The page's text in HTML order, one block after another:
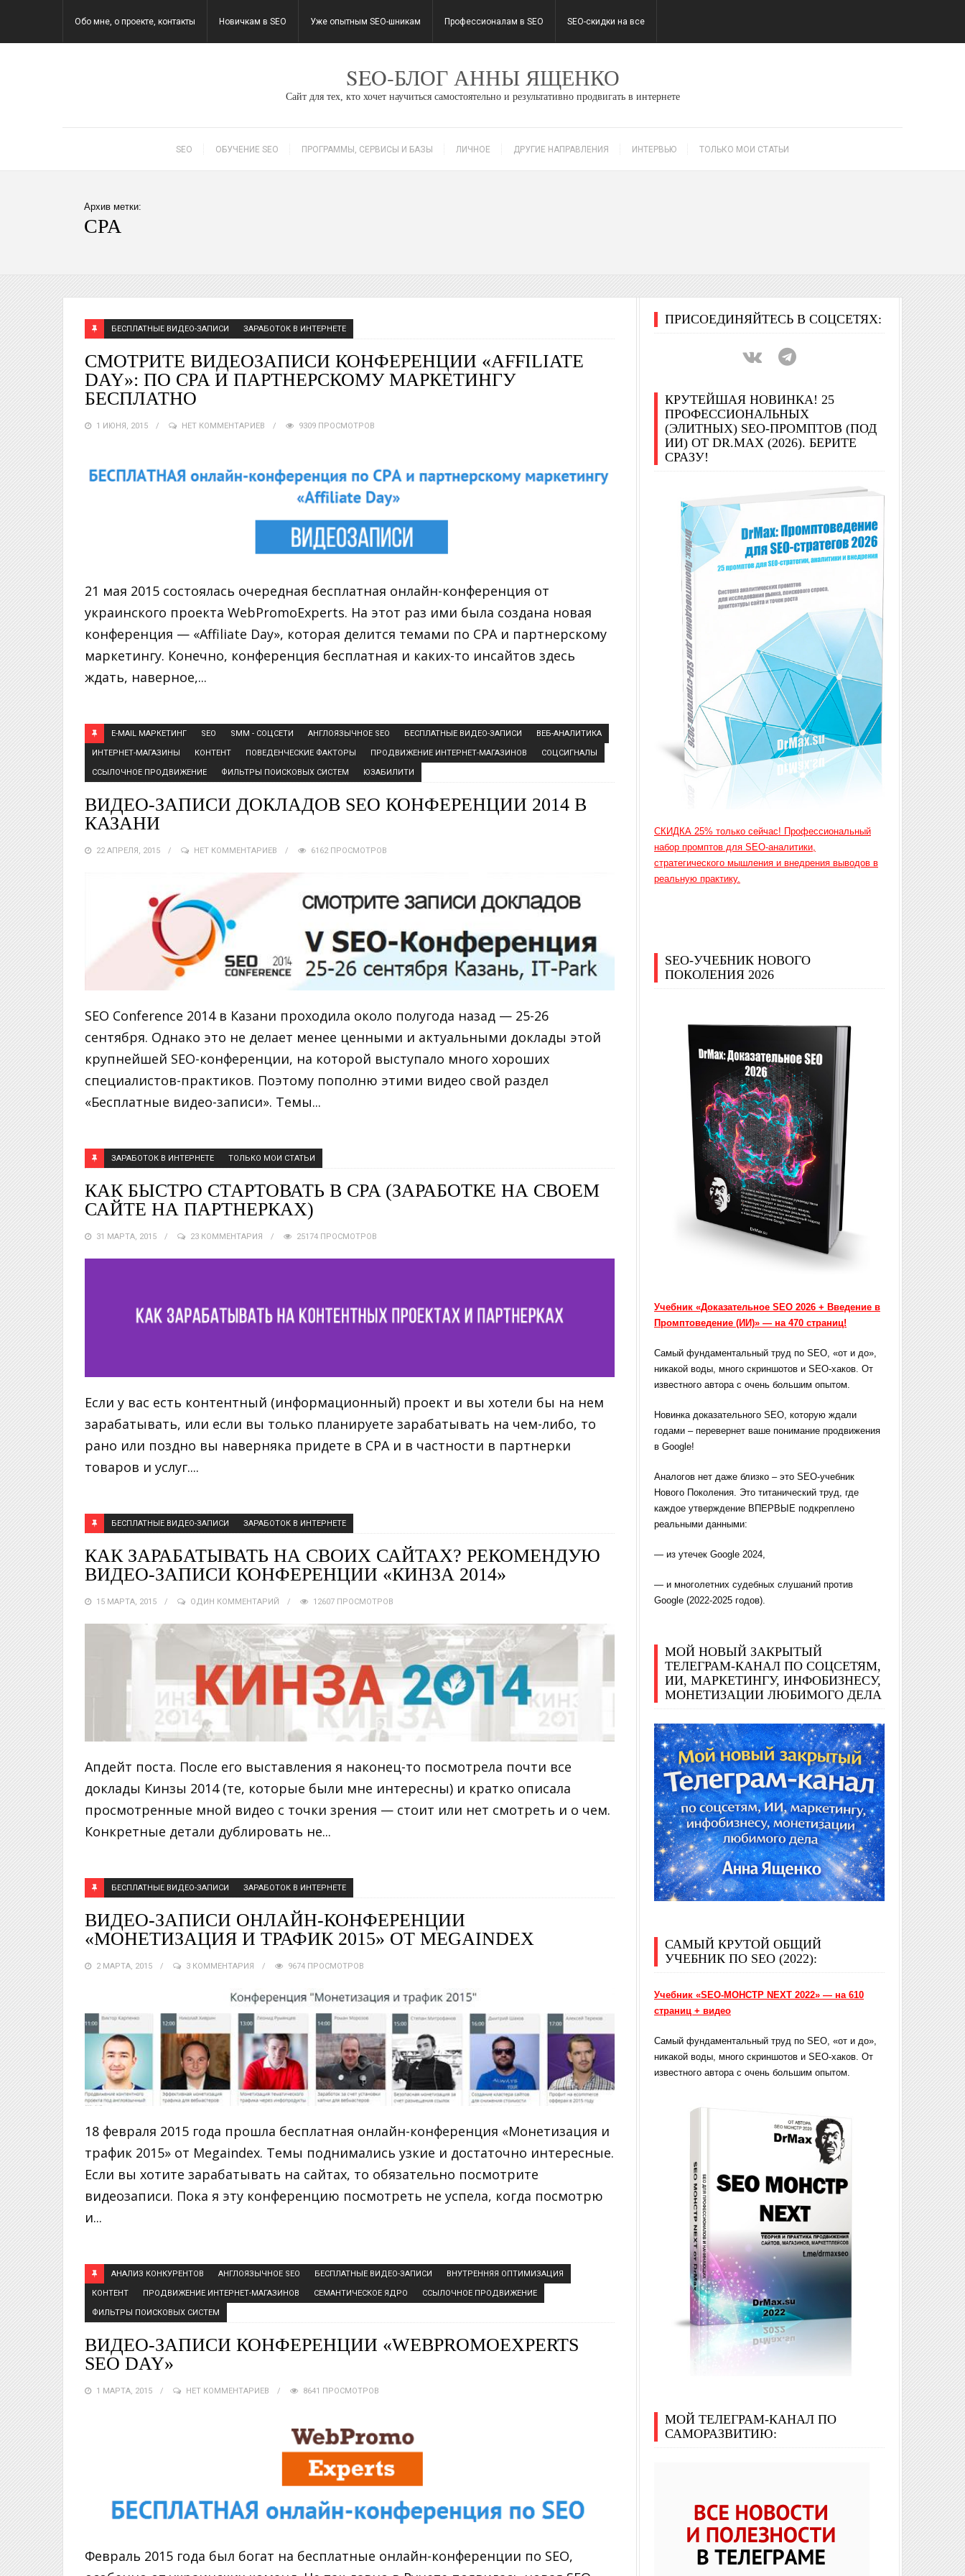
Обо мне, о проекте, контакты Новичкам в SEO Уже опытным SEO-шникам Профессионалам в SEO SEO-скидки на все
SEO-БЛОГ АННЫ ЯЩЕНКО
Сайт для тех, кто хочет научиться самостоятельно и результативно продвигать в интернете
SEO ОБУЧЕНИЕ SEO ПРОГРАММЫ, СЕРВИСЫ И БАЗЫ ЛИЧНОЕ ДРУГИЕ НАПРАВЛЕНИЯ ИНТЕРВЬЮ ТОЛЬКО МОИ СТАТЬИ
Архив метки:
CPA
БЕСПЛАТНЫЕ ВИДЕО-ЗАПИСИ ЗАРАБОТОК В ИНТЕРНЕТЕ
СМОТРИТЕ ВИДЕОЗАПИСИ КОНФЕРЕНЦИИ «AFFILIATE
DAY»: ПО CPA И ПАРТНЕРСКОМУ МАРКЕТИНГУ
БЕСПЛАТНО
1 ИЮНЯ, 2015 НЕТ КОММЕНТАРИЕВ 9309 ПРОСМОТРОВ
21 мая 2015 состоялась очередная бесплатная онлайн-конференция от
украинского проекта WebPromoExperts. На этот раз ими была создана новая
конференция — «Affiliate Day», которая делится темами по CPA и партнерскому
маркетингу. Конечно, конференция бесплатная и каких-то инсайтов здесь
ждать, наверное,...
E-MAIL МАРКЕТИНГ SEO SMM - СОЦСЕТИ АНГЛОЯЗЫЧНОЕ SEO БЕСПЛАТНЫЕ ВИДЕО-ЗАПИСИ ВЕБ-АНАЛИТИКА
ИНТЕРНЕТ-МАГАЗИНЫ КОНТЕНТ ПОВЕДЕНЧЕСКИЕ ФАКТОРЫ ПРОДВИЖЕНИЕ ИНТЕРНЕТ-МАГАЗИНОВ СОЦСИГНАЛЫ
ССЫЛОЧНОЕ ПРОДВИЖЕНИЕ ФИЛЬТРЫ ПОИСКОВЫХ СИСТЕМ ЮЗАБИЛИТИ
ВИДЕО-ЗАПИСИ ДОКЛАДОВ SEO КОНФЕРЕНЦИИ 2014 В
КАЗАНИ
22 АПРЕЛЯ, 2015 НЕТ КОММЕНТАРИЕВ 6162 ПРОСМОТРОВ
SEO Conference 2014 в Казани проходила около полугода назад — 25-26
сентября. Однако это не делает менее ценными и актуальными доклады этой
крупнейшей SEO-конференции, на которой выступало много хороших
специалистов-практиков. Поэтому пополню этими видео свой раздел
«Бесплатные видео-записи». Темы...
ЗАРАБОТОК В ИНТЕРНЕТЕ ТОЛЬКО МОИ СТАТЬИ
КАК БЫСТРО СТАРТОВАТЬ В CPA (ЗАРАБОТКЕ НА СВОЕМ
САЙТЕ НА ПАРТНЕРКАХ)
31 МАРТА, 2015 23 КОММЕНТАРИЯ 25174 ПРОСМОТРОВ
Если у вас есть контентный (информационный) проект и вы хотели бы на нем
зарабатывать, или если вы только планируете зарабатывать на чем-либо, то
рано или поздно вы наверняка придете в CPA и в частности в партнерки
товаров и услуг....
БЕСПЛАТНЫЕ ВИДЕО-ЗАПИСИ ЗАРАБОТОК В ИНТЕРНЕТЕ
КАК ЗАРАБАТЫВАТЬ НА СВОИХ САЙТАХ? РЕКОМЕНДУЮ
ВИДЕО-ЗАПИСИ КОНФЕРЕНЦИИ «КИНЗА 2014»
15 МАРТА, 2015 ОДИН КОММЕНТАРИЙ 12607 ПРОСМОТРОВ
Апдейт поста. После его выставления я наконец-то посмотрела почти все
доклады Кинзы 2014 (те, которые были мне интересны) и кратко описала
просмотренные мной видео с точки зрения — стоит или нет смотреть и о чем.
Конкретные детали дублировать не...
БЕСПЛАТНЫЕ ВИДЕО-ЗАПИСИ ЗАРАБОТОК В ИНТЕРНЕТЕ
ВИДЕО-ЗАПИСИ ОНЛАЙН-КОНФЕРЕНЦИИ
«МОНЕТИЗАЦИЯ И ТРАФИК 2015» ОТ MEGAINDEX
2 МАРТА, 2015 3 КОММЕНТАРИЯ 9674 ПРОСМОТРОВ
18 февраля 2015 года прошла бесплатная онлайн-конференция «Монетизация и
трафик 2015» от Megaindex. Темы поднимались узкие и достаточно интересные.
Если вы хотите зарабатывать на сайтах, то обязательно посмотрите
видеозаписи. Пока я эту конференцию посмотреть не успела, когда посмотрю
и...
АНАЛИЗ КОНКУРЕНТОВ АНГЛОЯЗЫЧНОЕ SEO БЕСПЛАТНЫЕ ВИДЕО-ЗАПИСИ ВНУТРЕННЯЯ ОПТИМИЗАЦИЯ
КОНТЕНТ ПРОДВИЖЕНИЕ ИНТЕРНЕТ-МАГАЗИНОВ СЕМАНТИЧЕСКОЕ ЯДРО ССЫЛОЧНОЕ ПРОДВИЖЕНИЕ
ФИЛЬТРЫ ПОИСКОВЫХ СИСТЕМ
ВИДЕО-ЗАПИСИ КОНФЕРЕНЦИИ «WEBPROMOEXPERTS
SEO DAY»
1 МАРТА, 2015 НЕТ КОММЕНТАРИЕВ 8641 ПРОСМОТРОВ
Февраль 2015 года был богат на бесплатные онлайн-конференции по SEO,
ПРИСОЕДИНЯЙТЕСЬ В СОЦСЕТЯХ:
КРУТЕЙШАЯ НОВИНКА! 25
ПРОФЕССИОНАЛЬНЫХ
(ЭЛИТНЫХ) SEO-ПРОМПТОВ (ПОД
ИИ) ОТ DR.MAX (2026). БЕРИТЕ
СРАЗУ!
СКИДКА 25% только сейчас! Профессиональный
набор промптов для SEO-аналитики,
стратегического мышления и внедрения выводов в
реальную практику.
SEO-УЧЕБНИК НОВОГО
ПОКОЛЕНИЯ 2026
Учебник «Доказательное SEO 2026 + Введение в
Промптоведение (ИИ)» — на 470 страниц!
Самый фундаментальный труд по SEO, «от и до»,
никакой воды, много скриншотов и SEO-хаков. От
известного автора с очень большим опытом.
Новинка доказательного SEO, которую ждали
годами – перевернет ваше понимание продвижения
в Google!
Аналогов нет даже близко – это SEO-учебник
Нового Поколения. Это титанический труд, где
каждое утверждение ВПЕРВЫЕ подкреплено
реальными данными:
— из утечек Google 2024,
— и многолетних судебных слушаний против
Google (2022-2025 годов).
МОЙ НОВЫЙ ЗАКРЫТЫЙ
ТЕЛЕГРАМ-КАНАЛ ПО СОЦСЕТЯМ,
ИИ, МАРКЕТИНГУ, ИНФОБИЗНЕСУ,
МОНЕТИЗАЦИИ ЛЮБИМОГО ДЕЛА
САМЫЙ КРУТОЙ ОБЩИЙ
УЧЕБНИК ПО SEO (2022):
Учебник «SEO-МОНСТР NEXT 2022» — на 610
страниц + видео
Самый фундаментальный труд по SEO, «от и до»,
никакой воды, много скриншотов и SEO-хаков. От
известного автора с очень большим опытом.
МОЙ ТЕЛЕГРАМ-КАНАЛ ПО
САМОРАЗВИТИЮ: